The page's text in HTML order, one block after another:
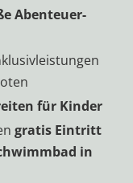
Abenteuer-
für Kinder
gratis Eintritt
in